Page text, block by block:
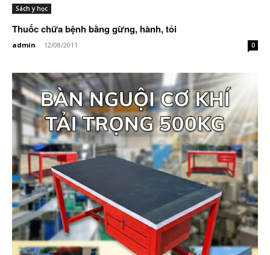
Sách y học
Thuốc chữa bệnh bằng gừng, hành, tỏi
admin - 12/08/2011 0